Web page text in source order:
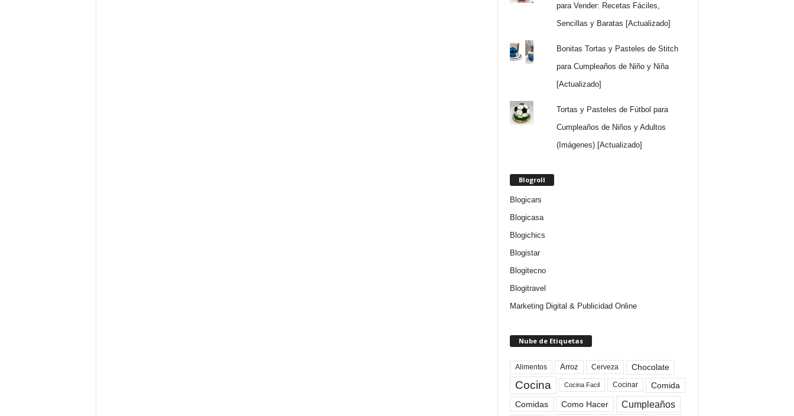
para Vender: Recetas Fáciles,
Sencillas y Baratas [Actualizado]
Bonitas Tortas y Pasteles de Stitch
para Cumpleaños de Niño y Niña
[Actualizado]
Tortas y Pasteles de Fútbol para
Cumpleaños de Niños y Adultos
(Imágenes) [Actualizado]
Blogroll
Blogicars
Blogicasa
Blogichics
Blogistar
Blogitecno
Blogitravel
Marketing Digital & Publicidad Online
Nube de Etiquetas
Alimentos Arroz Cerveza Chocolate
Cocina Cocina Facil Cocinar
Comida
Comidas
Como Hacer Cumpleaños